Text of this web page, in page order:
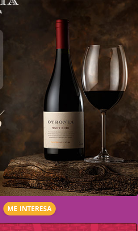
ME INTERESA